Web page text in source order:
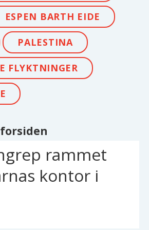
ESPEN BARTH EIDE
PALESTINA
FLYKTNINGER
rammet
kontor i